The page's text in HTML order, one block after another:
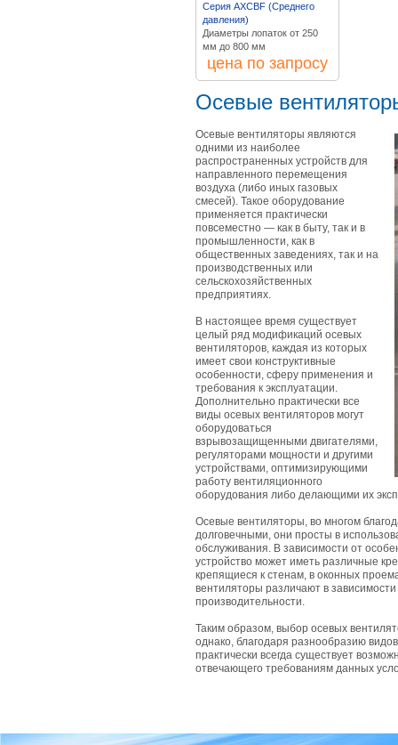
Серия AXCBF (Среднего
давления)
Диаметры лопаток от 250
мм до 800 мм
цена по запросу
Осевые
Осевые вентиляторы являются
одними из наиболее
распространенных устройств для
направленного перемещения
воздуха (либо иных газовых
смесей). Такое оборудование
применяется практически
повсеместно — как в быту, так и в
промышленности, как в
общественных заведениях, так и на
производственных или
сельскохозяйственных
предприятиях.
В настоящее время существует
целый ряд модификаций осевых
вентиляторов, каждая из которых
имеет свои конструктивные
особенности, сферу применения и
требования к эксплуатации.
Дополнительно практически все
виды осевых вентиляторов могут
оборудоваться
взрывозащищенными двигателями,
регуляторами мощности и другими
устройствами, оптимизирующими
работу вентиляционного
оборудования либо делающими их
Осевые вентиляторы, во многом
долговечными, они просты в
обслуживания. В зависимости от
устройство может иметь различные
крепящиеся к стенам, в оконных
вентиляторы различают в
производительности.
Таким образом, выбор осевых
однако, благодаря разнообразию
практически всегда существует
отвечающего требованиям данных